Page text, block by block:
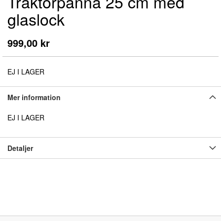
glaslock
999,00 kr
EJ I LAGER
av
bildgalleriet
Mer information
EJ I LAGER
Detaljer